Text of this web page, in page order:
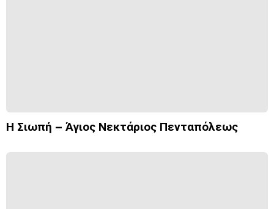
Η Σιωπή – Άγιος Νεκτάριος Πενταπόλεως